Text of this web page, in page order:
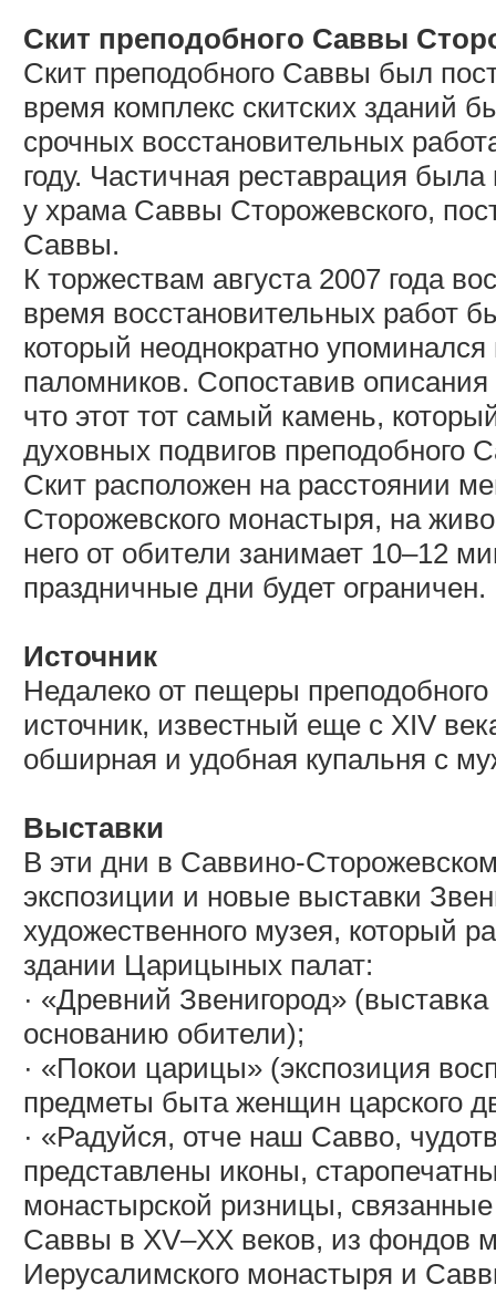
Скит преподобного Саввы
Скит преподобного Саввы был
время комплекс скитских зданий
срочных восстановительных
году. Частичная реставрация
у храма Саввы Сторожевского,
Саввы.
К торжествам августа 2007 года
время восстановительных работ
который неоднократно
паломников. Сопоставив описания
что этот тот самый камень,
духовных подвигов преподобного
Скит расположен на расстоянии
Сторожевского монастыря, на
него от обители занимает 10–12
праздничные дни будет ограничен.
Источник
Недалеко от пещеры
источник, известный еще с XIV
обширная и удобная купальня с
Выставки
В эти дни в Саввино-
экспозиции и новые выставки
художественного музея, который
здании Царицыных палат:
· «Древний Звенигород»
основанию обители);
· «Покои царицы» (экспозиция
предметы быта женщин царского
· «Радуйся, отче наш Савво,
представлены иконы,
монастырской ризницы,
Саввы в XV–XX веков, из фондов
Иерусалимского монастыря и